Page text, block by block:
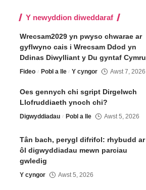
Y newyddion diweddaraf
Wrecsam2029 yn pwyso chwarae ar
gyflwyno cais i Wrecsam Ddod yn
Ddinas Diwylliant y Du gyntaf Cymru
Fideo Pobl a lle Y cyngor Awst 7, 2026
Oes gennych chi sgript Dirgelwch
Llofruddiaeth ynoch chi?
Digwyddiadau Pobl a lle Awst 5, 2026
Tân bach, perygl difrifol: rhybudd ar
ôl digwyddiadau mewn parciau
gwledig
Y cyngor Awst 5, 2026